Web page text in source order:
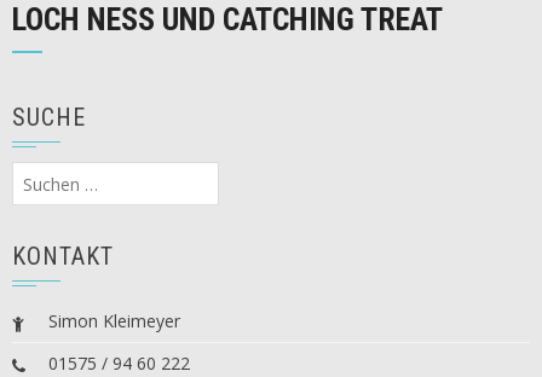
LOCH NESS UND CATCHING TREAT
SUCHE
Suchen
nach:
KONTAKT
Simon Kleimeyer
01575 / 94 60 222